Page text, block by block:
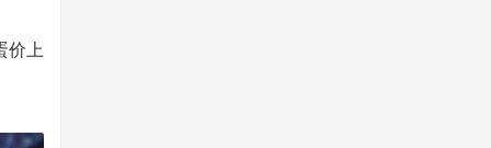
价上